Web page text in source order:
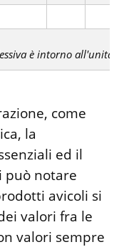
è intorno all'unità
come
la
ed il
può notare
avicoli si
valori fra le
valori sempre